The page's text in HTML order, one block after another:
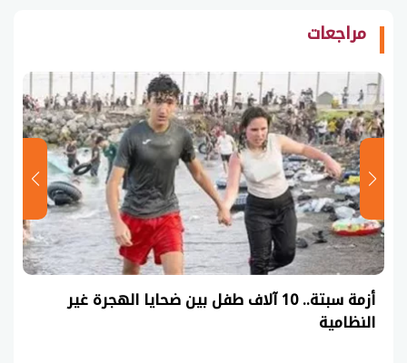
مراجعات
عاجل| نموذج حل امتحان أحياء ثانوية عامة 2026
(السنوات الماضية)